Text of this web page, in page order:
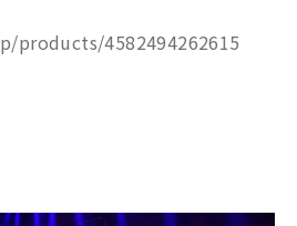
products/4582494262615